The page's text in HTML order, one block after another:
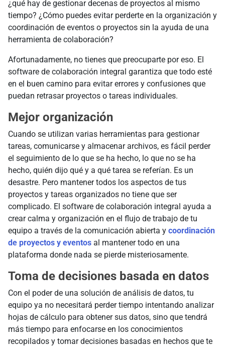
¿qué hay de gestionar decenas de proyectos al mismo
tiempo? ¿Cómo puedes evitar perderte en la organización y
coordinación de eventos o proyectos sin la ayuda de una
herramienta de colaboración?
Afortunadamente, no tienes que preocuparte por eso. El
software de colaboración integral garantiza que todo esté
en el buen camino para evitar errores y confusiones que
puedan retrasar proyectos o tareas individuales.
Mejor organización
Cuando se utilizan varias herramientas para gestionar
tareas, comunicarse y almacenar archivos, es fácil perder
el seguimiento de lo que se ha hecho, lo que no se ha
hecho, quién dijo qué y a qué tarea se referían. Es un
desastre. Pero mantener todos los aspectos de tus
proyectos y tareas organizados no tiene que ser
complicado. El software de colaboración integral ayuda a
crear calma y organización en el flujo de trabajo de tu
equipo a través de la comunicación abierta y coordinación
de proyectos y eventos al mantener todo en una
plataforma donde nada se pierde misteriosamente.
Toma de decisiones basada en datos
Con el poder de una solución de análisis de datos, tu
equipo ya no necesitará perder tiempo intentando analizar
hojas de cálculo para obtener sus datos, sino que tendrá
más tiempo para enfocarse en los conocimientos
recopilados y tomar decisiones basadas en hechos que te